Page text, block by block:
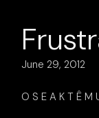
June 29, 2012
O S E A K T Ê